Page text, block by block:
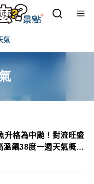
氣
升格為中颱！對流旺盛
溫飆38度一週天氣概況